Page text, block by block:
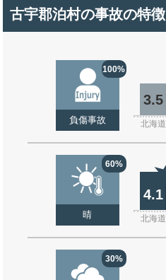
古宇郡泊村の事故の特徴
100%
負傷事故
3.5
北海道
60%
晴
4.1
北海道
30%